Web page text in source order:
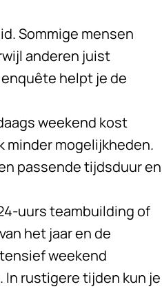
Sommige mensen
anderen juist
helpt je de
weekend kost
minder mogelijkheden.
passende tijdsduur en
uurs teambuildingof
het jaar en de
weekend
In rustigere tijden kun je